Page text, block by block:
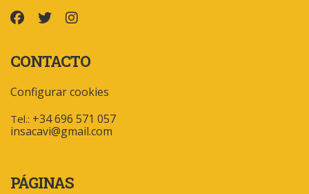
CONTACTO
Configurar cookies
Tel.: +34 696 571 057
insacavi@gmail.com
PÁGINAS